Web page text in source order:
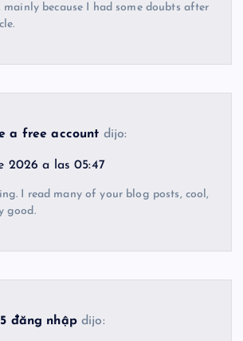
mainly because I had some doubts after
a free account dijo:
2026 a las 05:47
I read many of your blog posts, cool,
good.
đăng nhập dijo: